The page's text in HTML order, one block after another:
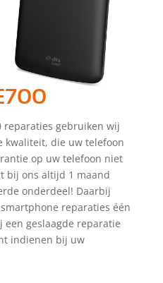
reparaties gebruiken wij
kwaliteit, die uw telefoon
op uw telefoon niet
bij ons altijd 1 maand
onderdeel! Daarbij
reparaties één
geslaagde reparatie
indienen bij uw